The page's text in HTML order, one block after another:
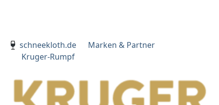
schneekloth.de
Marken & Partner
Kruger-Rumpf